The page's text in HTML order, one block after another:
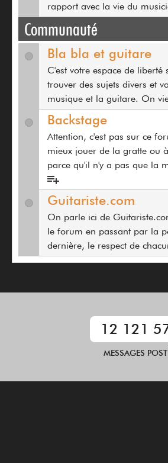
rapport avec la vie du
Communauté
Bla bla et guitare
C'est votre espace de
trouver des sujets divers et
musique et la guitare. On
Backstage
Attention, c'est pas sur ce
mieux jouer de la gratte ou
parce qu'il n'y a pas que la
Guitariste.com
On parle ici de
le forum en passant par la
dernière, le respect de
12 121
MESSAGES